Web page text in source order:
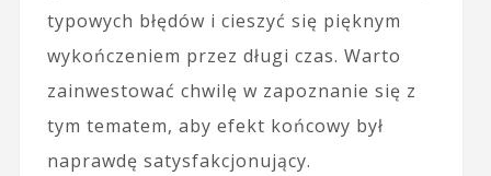
typowych błędów i cieszyć się pięknym
wykończeniem przez długi czas. Warto
zainwestować chwilę w zapoznanie się z
tym tematem, aby efekt końcowy był
naprawdę satysfakcjonujący.